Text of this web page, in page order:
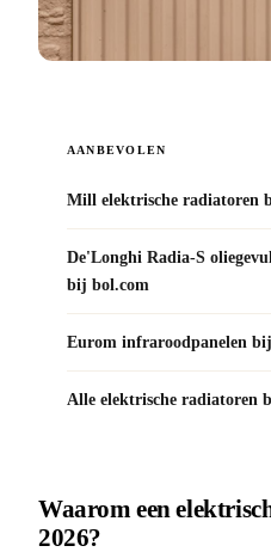
AANBEVOLEN
Mill elektrische radiatoren
De'Longhi Radia-S
bij bol.com
Eurom infraroodpanelen
Alle elektrische radiatoren
Waarom een
2026?